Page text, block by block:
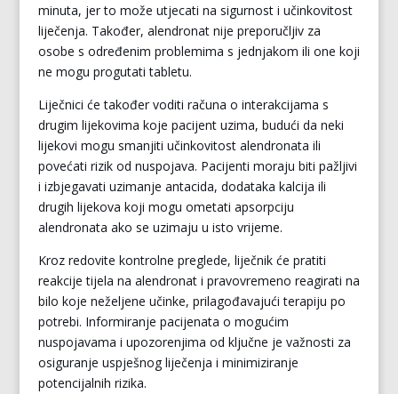
minuta, jer to može utjecati na sigurnost i učinkovitost
liječenja. Također, alendronat nije preporučljiv za
osobe s određenim problemima s jednjakom ili one koji
ne mogu progutati tabletu.
Liječnici će također voditi računa o interakcijama s
drugim lijekovima koje pacijent uzima, budući da neki
lijekovi mogu smanjiti učinkovitost alendronata ili
povećati rizik od nuspojava. Pacijenti moraju biti pažljivi
i izbjegavati uzimanje antacida, dodataka kalcija ili
drugih lijekova koji mogu ometati apsorpciju
alendronata ako se uzimaju u isto vrijeme.
Kroz redovite kontrolne preglede, liječnik će pratiti
reakcije tijela na alendronat i pravovremeno reagirati na
bilo koje neželjene učinke, prilagođavajući terapiju po
potrebi. Informiranje pacijenata o mogućim
nuspojavama i upozorenjima od ključne je važnosti za
osiguranje uspješnog liječenja i minimiziranje
potencijalnih rizika.